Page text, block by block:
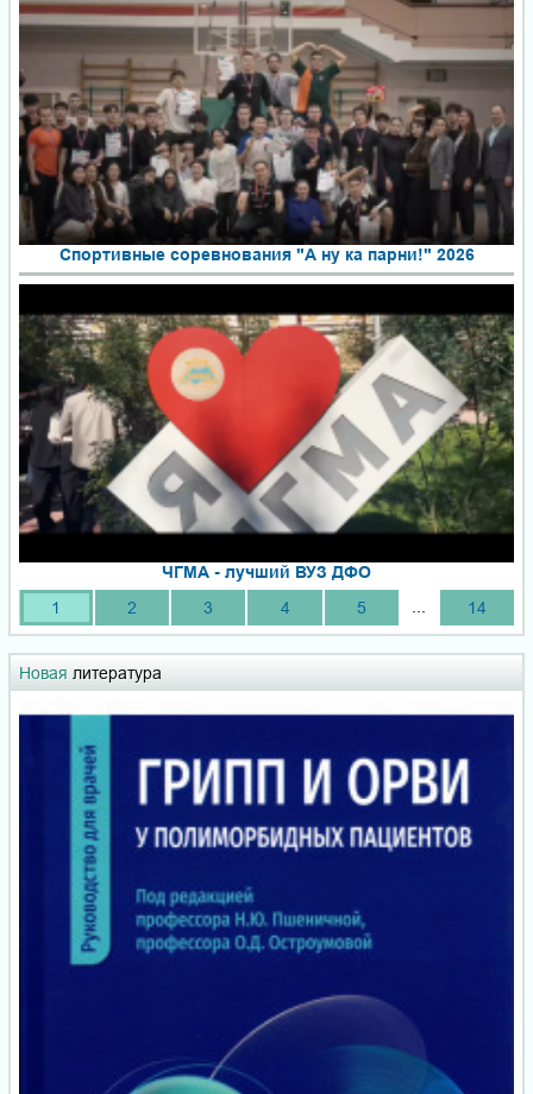
Спортивные соревнования "А ну ка парни!" 2026
ЧГМА - лучший ВУЗ ДФО
1
2 3 4 5 14
Новая литература